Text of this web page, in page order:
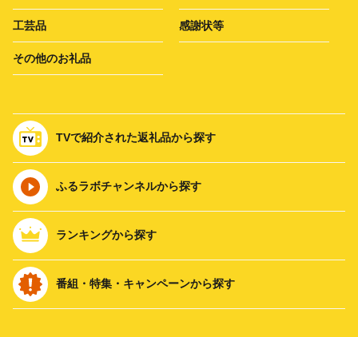
工芸品 感謝状等
その他のお礼品
TVで紹介された返礼品から探す
ふるラボチャンネルから探す
ランキングから探す
番組・特集・キャンペーンから探す